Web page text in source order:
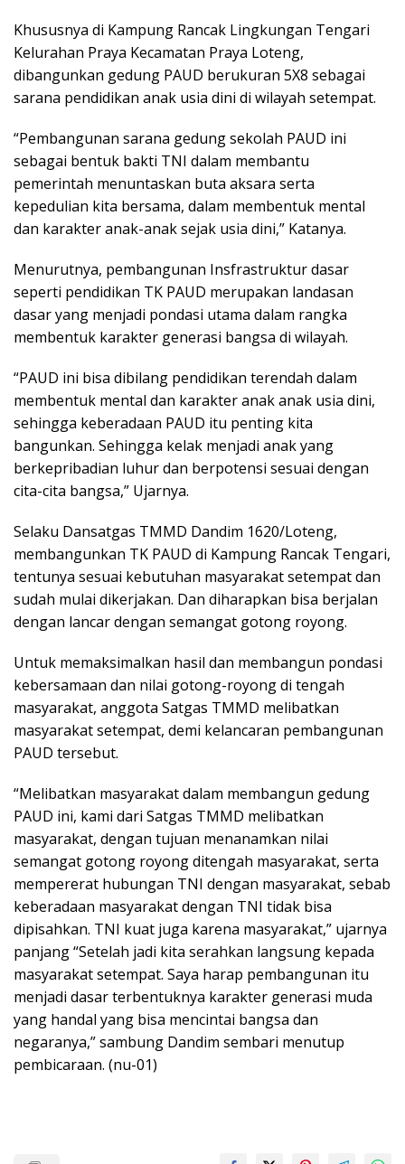
Khususnya di Kampung Rancak Lingkungan Tengari
Kelurahan Praya Kecamatan Praya Loteng,
dibangunkan gedung PAUD berukuran 5X8 sebagai
sarana pendidikan anak usia dini di wilayah setempat.
“Pembangunan sarana gedung sekolah PAUD ini
sebagai bentuk bakti TNI dalam membantu
pemerintah menuntaskan buta aksara serta
kepedulian kita bersama, dalam membentuk mental
dan karakter anak-anak sejak usia dini,” Katanya.
Menurutnya, pembangunan Insfrastruktur dasar
seperti pendidikan TK PAUD merupakan landasan
dasar yang menjadi pondasi utama dalam rangka
membentuk karakter generasi bangsa di wilayah.
“PAUD ini bisa dibilang pendidikan terendah dalam
membentuk mental dan karakter anak anak usia dini,
sehingga keberadaan PAUD itu penting kita
bangunkan. Sehingga kelak menjadi anak yang
berkepribadian luhur dan berpotensi sesuai dengan
cita-cita bangsa,” Ujarnya.
Selaku Dansatgas TMMD Dandim 1620/Loteng,
membangunkan TK PAUD di Kampung Rancak Tengari,
tentunya sesuai kebutuhan masyarakat setempat dan
sudah mulai dikerjakan. Dan diharapkan bisa berjalan
dengan lancar dengan semangat gotong royong.
Untuk memaksimalkan hasil dan membangun pondasi
kebersamaan dan nilai gotong-royong di tengah
masyarakat, anggota Satgas TMMD melibatkan
masyarakat setempat, demi kelancaran pembangunan
PAUD tersebut.
“Melibatkan masyarakat dalam membangun gedung
PAUD ini, kami dari Satgas TMMD melibatkan
masyarakat, dengan tujuan menanamkan nilai
semangat gotong royong ditengah masyarakat, serta
mempererat hubungan TNI dengan masyarakat, sebab
keberadaan masyarakat dengan TNI tidak bisa
dipisahkan. TNI kuat juga karena masyarakat,” ujarnya
panjang “Setelah jadi kita serahkan langsung kepada
masyarakat setempat. Saya harap pembangunan itu
menjadi dasar terbentuknya karakter generasi muda
yang handal yang bisa mencintai bangsa dan
negaranya,” sambung Dandim sembari menutup
pembicaraan. (nu-01)